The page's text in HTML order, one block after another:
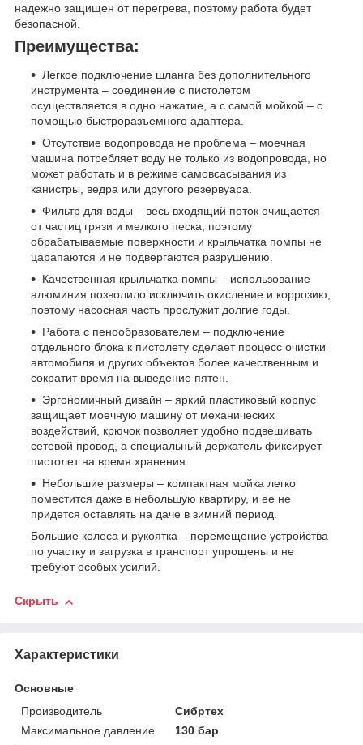
надежно защищен от перегрева, поэтому работа будет
безопасной.
Преимущества:
Легкое подключение шланга без дополнительного
инструмента – соединение с пистолетом
осуществляется в одно нажатие, а с самой мойкой – с
помощью быстроразъемного адаптера.
Отсутствие водопровода не проблема – моечная
машина потребляет воду не только из водопровода, но
может работать и в режиме самовсасывания из
канистры, ведра или другого резервуара.
Фильтр для воды – весь входящий поток очищается
от частиц грязи и мелкого песка, поэтому
обрабатываемые поверхности и крыльчатка помпы не
царапаются и не подвергаются разрушению.
Качественная крыльчатка помпы – использование
алюминия позволило исключить окисление и коррозию,
поэтому насосная часть прослужит долгие годы.
Работа с пенообразователем – подключение
отдельного блока к пистолету сделает процесс очистки
автомобиля и других объектов более качественным и
сократит время на выведение пятен.
Эргономичный дизайн – яркий пластиковый корпус
защищает моечную машину от механических
воздействий, крючок позволяет удобно подвешивать
сетевой провод, а специальный держатель фиксирует
пистолет на время хранения.
Небольшие размеры – компактная мойка легко
поместится даже в небольшую квартиру, и ее не
придется оставлять на даче в зимний период.
Большие колеса и рукоятка – перемещение устройства
по участку и загрузка в транспорт упрощены и не
требуют особых усилий.
Скрыть
Характеристики
Основные
Производитель
Сибртех
Максимальное давление
130 бар